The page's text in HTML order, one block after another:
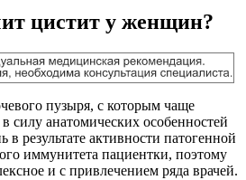
цистит у женщин?
пузыря, с которым чаще
силу анатомических особенностей
в результате активности патогенной
иммунитета пациентки, поэтому
и с привлечением ряда врачей.